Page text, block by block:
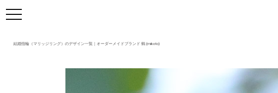
結婚指輪（マリッジリング）のデザイン一覧｜オーダーメイドブランド 鶴 (mikoto)
toggle
navigation